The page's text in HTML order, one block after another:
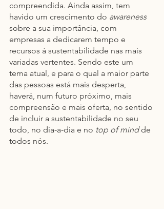
compreendida. Ainda assim, tem
havido um crescimento do awareness
sobre a sua importância, com
empresas a dedicarem tempo e
recursos à sustentabilidade nas mais
variadas vertentes. Sendo este um
tema atual, e para o qual a maior parte
das pessoas está mais desperta,
haverá, num futuro próximo, mais
compreensão e mais oferta, no sentido
de incluir a sustentabilidade no seu
todo, no dia-a-dia e no top of mind de
todos nós.